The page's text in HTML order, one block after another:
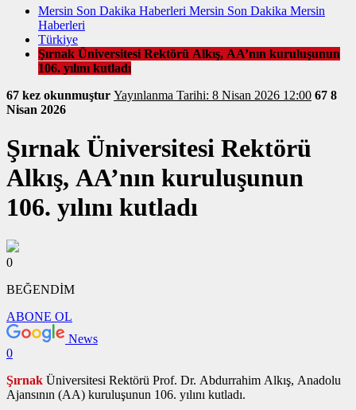
Mersin Son Dakika Haberleri Mersin Son Dakika Mersin
Haberleri
Türkiye
Şırnak Üniversitesi Rektörü Alkış, AA’nın kuruluşunun
106. yılını kutladı
67 kez okunmuştur
Yayınlanma Tarihi: 8 Nisan 2026 12:00 67 8
Nisan 2026
Şırnak Üniversitesi Rektörü
Alkış, AA’nın kuruluşunun
106. yılını kutladı
0
BEĞENDİM
ABONE OL
News
0
Şırnak Üniversitesi Rektörü Prof. Dr. Abdurrahim Alkış, Anadolu
Ajansının (AA) kuruluşunun 106. yılını kutladı.